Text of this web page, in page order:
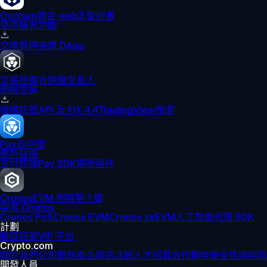
Onchain適合 web3 愛好者
使用擴充功能
交換質押瀏覽 DApp
交易所適合進階交易人
開始交易
機構託管API 及 FIX 4.4TradingView預測
Pay商戶版
商戶註冊
支付終端Pay SDK電商插件
CronosEVM 相容第 1 層
探索 Cronos
Cronos PoSCronos EVMCronos zkEVM人工智能代理 SDK
計劃
聯盟莊家VIP 平台
Crypto.com
關於我們公司動態產品新訊活動人才招募合作夥伴安全性牌照
開發人員